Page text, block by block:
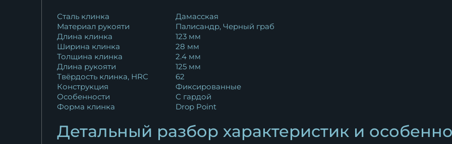
Сталь клинка
Дамасская
Материал рукояти
Палисандр, Черный граб
Длина клинка
123 мм
Ширина клинка
28 мм
Толщина клинка
2.4 мм
Длина рукояти
125 мм
Твёрдость клинка, HRC
62
Конструкция
Фиксированные
Особенности
С гардой
Форма клинка
Drop Point
Детальный разбор характеристик и